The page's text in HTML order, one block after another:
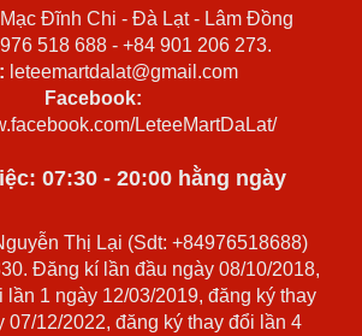
Đĩnh Chi - Đà Lạt - Lâm Đồng
518 688 - +84 901 206 273.
leteemartdalat@gmail.com
Facebook:
LeteeMartDaLat/
07:30 - 20:00 hằng ngày
Thị Lại (Sdt: +84976518688)
Đăng kí lần đầu ngày 08/10/2018,
lần 1 ngày 12/03/2019, đăng ký thay
07/12/2022, đăng ký thay đổi lần 4